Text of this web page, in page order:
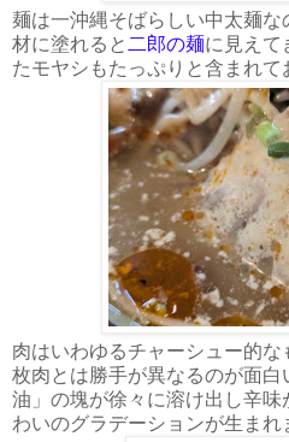
麺は一沖縄そばらしい中太麺
材に塗れると 二郎の麺に見えて
たモヤシもたっぷりと含まれて
肉はいわゆるチャーシュー的
枚肉とは勝手が異なるのが面
油」の塊が徐々に溶け出し辛
わいのグラデーションが生まれ